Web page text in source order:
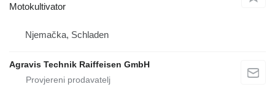
Motokultivator
Njemačka, Schladen
Agravis Technik Raiffeisen GmbH